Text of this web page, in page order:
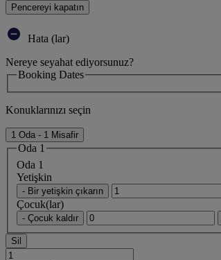
Pencereyi kapatın
Hata (lar)
Nereye seyahat ediyorsunuz?
Booking Dates
Konuklarınızı seçin
1 Oda - 1 Misafir
Oda 1
Oda 1
Yetişkin
- Bir yetişkin çıkarın
Çocuk(lar)
- Çocuk kaldır
Sil